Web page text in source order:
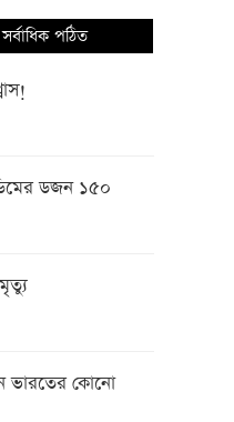
সর্বাধিক পঠিত
ডজন ১৫০
ভারতের কোনো